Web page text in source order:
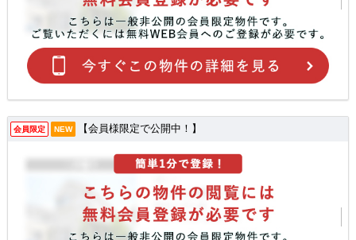
会員限定 NEW 【会員様限定で公開中！】